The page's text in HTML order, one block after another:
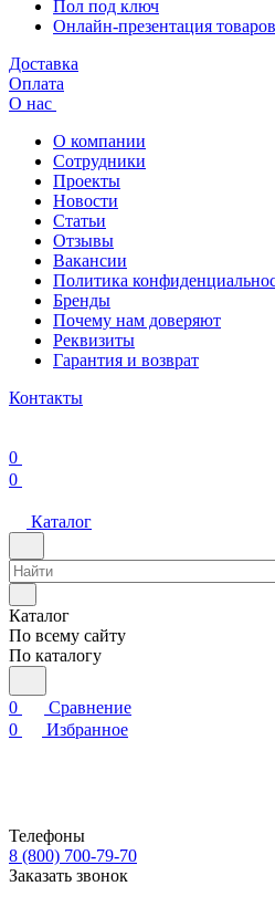
Пол под ключ
Онлайн-презентация товаров
Доставка
Оплата
О нас
О компании
Сотрудники
Проекты
Новости
Статьи
Отзывы
Вакансии
Политика
Бренды
Почему нам доверяют
Реквизиты
Гарантия и возврат
Контакты
0
0
Каталог
Каталог
По всему сайту
По каталогу
0
Сравнение
0
Избранное
Телефоны
8 (800) 700-79-70
Заказать звонок